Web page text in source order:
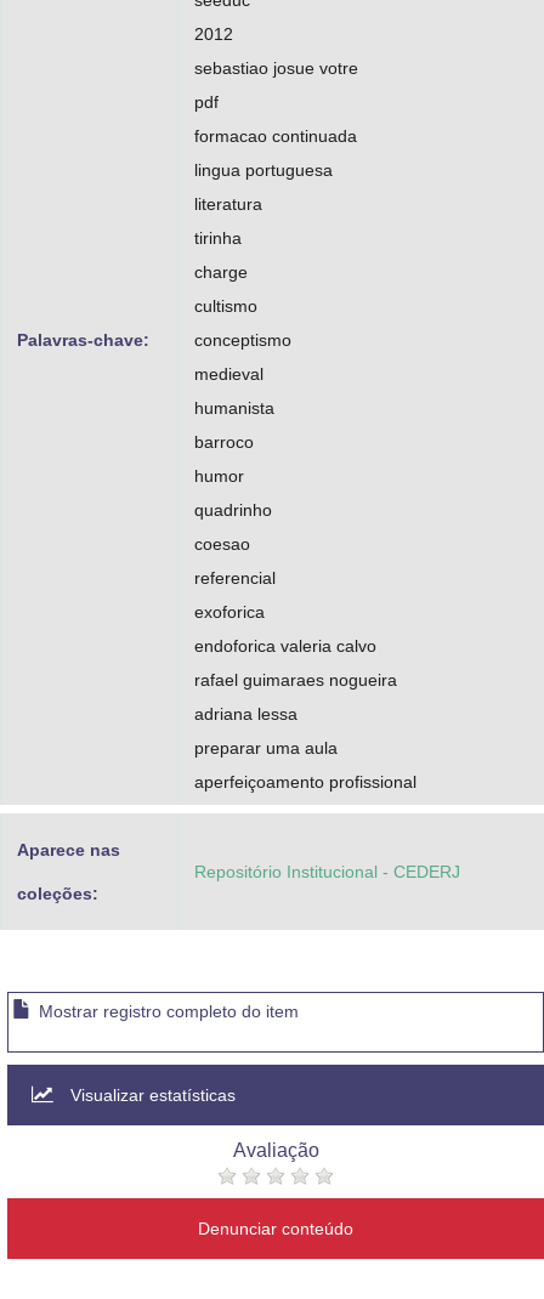
Palavras-chave:
2012
sebastiao josue votre
pdf
formacao continuada
lingua portuguesa
literatura
tirinha
charge
cultismo
conceptismo
medieval
humanista
barroco
humor
quadrinho
coesao
referencial
exoforica
endoforica valeria calvo
rafael guimaraes nogueira
adriana lessa
preparar uma aula
aperfeiçoamento profissional
Aparece nas
coleções:
Repositório Institucional - CEDERJ
Mostrar registro completo do item
Visualizar estatísticas
Avaliação
Denunciar conteúdo